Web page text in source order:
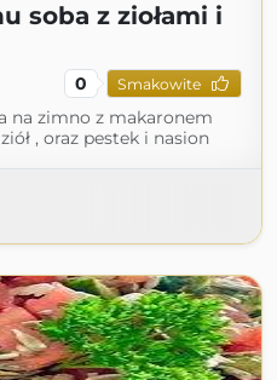
soba z ziołami i
0 Smakowite
na zimno z makaronem
, oraz pestek i nasion